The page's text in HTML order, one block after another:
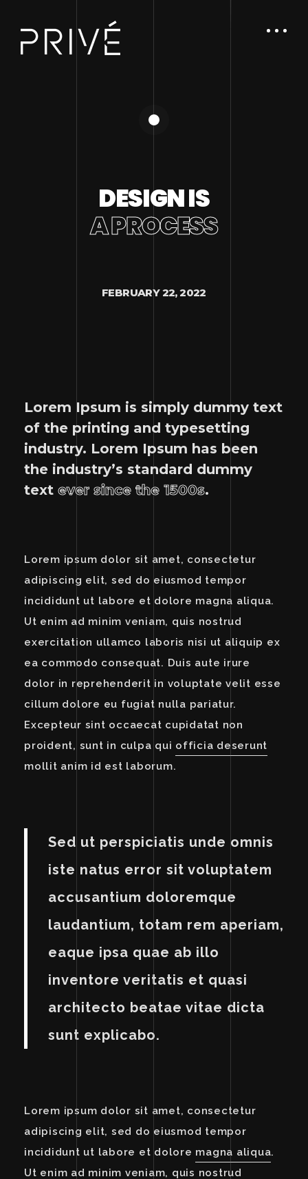
DESIGN IS
A PROCESS
FEBRUARY 22, 2022
Lorem Ipsum is simply dummy text
of the printing and typesetting
industry. Lorem Ipsum has been
the industry’s standard dummy
text ever since the 1500s.
Lorem ipsum dolor sit amet, consectetur
adipiscing elit, sed do eiusmod tempor
incididunt ut labore et dolore magna aliqua.
Ut enim ad minim veniam, quis nostrud
exercitation ullamco laboris nisi ut aliquip ex
ea commodo consequat. Duis aute irure
dolor in reprehenderit in voluptate velit esse
cillum dolore eu fugiat nulla pariatur.
Excepteur sint occaecat cupidatat non
proident, sunt in culpa qui officia deserunt
mollit anim id est laborum.
Sed ut perspiciatis unde omnis
iste natus error sit voluptatem
accusantium doloremque
laudantium, totam rem aperiam,
eaque ipsa quae ab illo
inventore veritatis et quasi
architecto beatae vitae dicta
sunt explicabo.
Lorem ipsum dolor sit amet, consectetur
adipiscing elit, sed do eiusmod tempor
incididunt ut labore et dolore magna aliqua.
Ut enim ad minim veniam, quis nostrud